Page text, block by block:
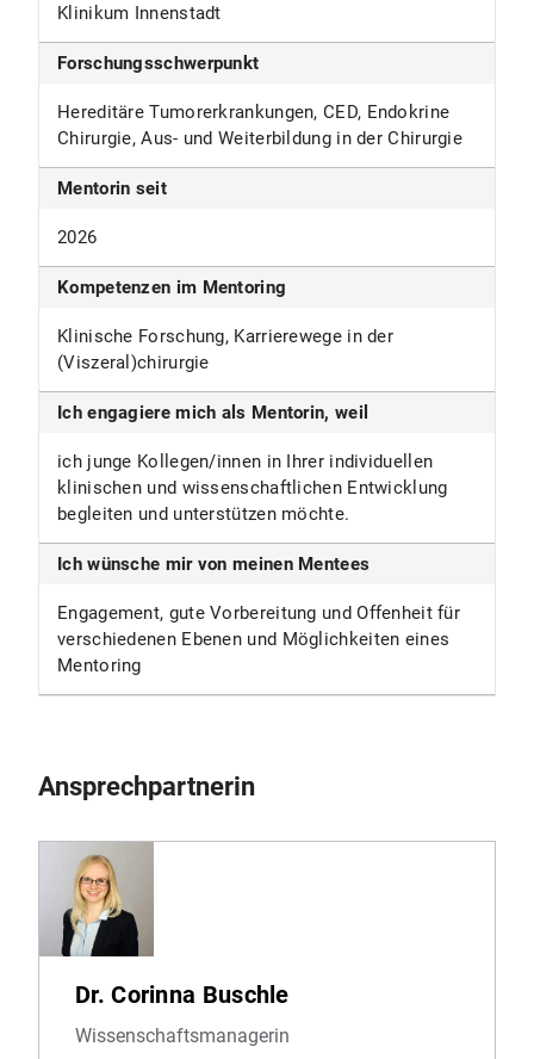
Klinikum Innenstadt
Forschungsschwerpunkt
Hereditäre Tumorerkrankungen, CED, Endokrine
Chirurgie, Aus- und Weiterbildung in der Chirurgie
Mentorin seit
2026
Kompetenzen im Mentoring
Klinische Forschung, Karrierewege in der
(Viszeral)chirurgie
Ich engagiere mich als Mentorin, weil
ich junge Kollegen/innen in Ihrer individuellen
klinischen und wissenschaftlichen Entwicklung
begleiten und unterstützen möchte.
Ich wünsche mir von meinen Mentees
Engagement, gute Vorbereitung und Offenheit für
verschiedenen Ebenen und Möglichkeiten eines
Mentoring
Ansprechpartnerin
Dr. Corinna Buschle
Wissenschaftsmanagerin